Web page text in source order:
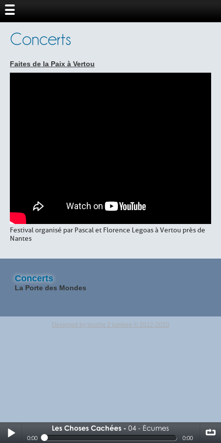
Concerts
Faites de la Paix à Vertou
Festival organisé par Pascal et Florence Legoas à Vertou près de
Nantes
Concerts
La Porte des Mondes
Les Choses Cachées 04 - Écumes
0:00 0:00
04 - Écumes
Designed by touche 2 lumiere © 2012-2020